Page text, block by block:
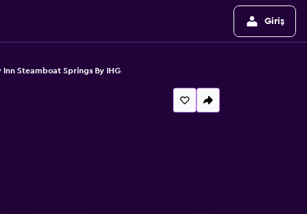
Giriş
Inn Steamboat Springs By IHG